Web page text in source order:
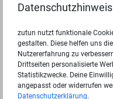
Deine Suchanfrage
Datenschutzhinweis
zutun nutzt funktionale
gestalten. Diese helfen uns
Nutzererfahrung zu
Drittseiten personalisierte
Statistikzwecke. Deine
angepasst oder widerrufen
Datenschutzerklärung.